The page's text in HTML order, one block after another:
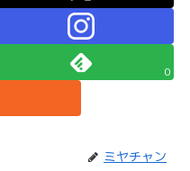
0
ミヤチャン